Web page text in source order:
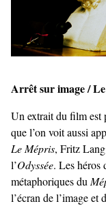
Arrêt sur image /
Un extrait du film est
que l’on voit aussi
Le Mépris, Fritz
l’Odyssée. Les héros
métaphoriques du
l’écran de l’image